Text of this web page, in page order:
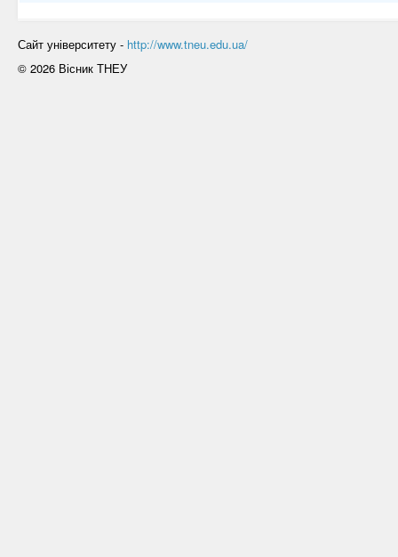
Сайт університету - http://www.tneu.edu.ua/
© 2026 Вісник ТНЕУ